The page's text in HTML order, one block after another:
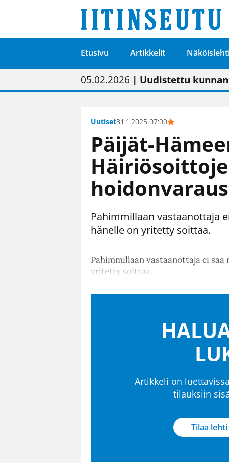
Etusivu Artikkelit
01.02.2026 | Painon
05.02.2026 | Uudistettu
23.04.2026 | “Olemme
09.05.2026| "Maalla on totuttu
Uutiset31.1.2025 07:00
Päijät-
Pahimmillaan vastaanottaja
hänelle on yritetty soittaa.
Pahimmillaan vastaanottaja ei
yritetty soittaa.
Artikkeli on
tilauksiin
Tilaa lehti